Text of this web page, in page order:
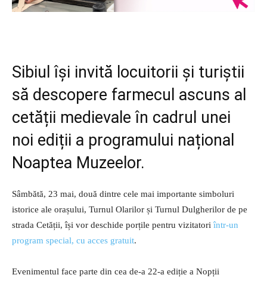
Sibiul își invită locuitorii și turiștii
să descopere farmecul ascuns al
cetății medievale în cadrul unei
noi ediții a programului național
Noaptea Muzeelor.
Sâmbătă, 23 mai, două dintre cele mai importante simboluri
istorice ale orașului, Turnul Olarilor și Turnul Dulgherilor de pe
strada Cetății, își vor deschide porțile pentru vizitatoriîntr-un
program special, cu acces gratuit.
Evenimentul face parte din cea de-a 22-a ediție a Nopții